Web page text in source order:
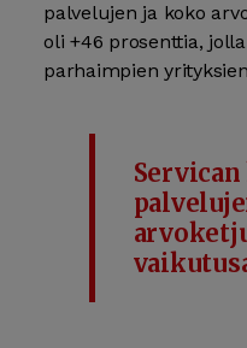
palvelujen ja koko
oli +46 prosenttia,
parhaimpien